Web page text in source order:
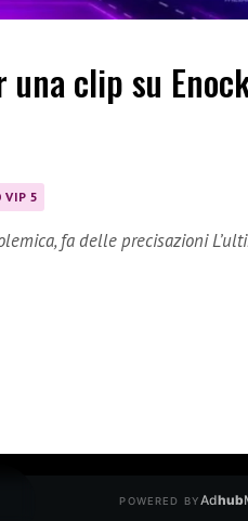
una clip su
VIP 5
fa delle precisazioni
POWERED BYAdhub